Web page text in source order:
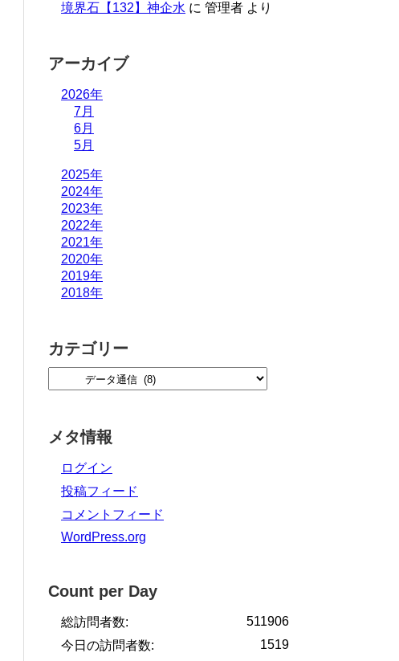
境界石【132】神企水 に 管理者 より
アーカイブ
2026年
7月
6月
5月
2025年
2024年
2023年
2022年
2021年
2020年
2019年
2018年
カテゴリー
メタ情報
ログイン
投稿フィード
コメントフィード
WordPress.org
Count per Day
511906
総訪問者数:
1519
今日の訪問者数: